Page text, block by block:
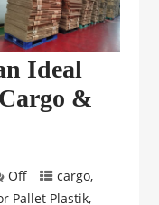
Ideal
&
Off cargo,
Pallet Plastik,